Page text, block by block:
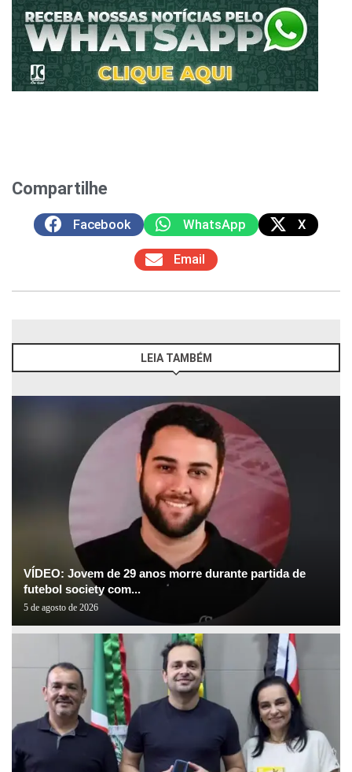
Compartilhe
Facebook WhatsApp X
Email
LEIA TAMBÉM
VÍDEO: Jovem de 29 anos morre durante partida de
futebol society com...
5 de agosto de 2026